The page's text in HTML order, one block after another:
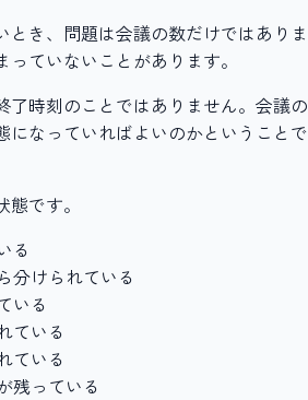
とき、問題は会議の数だけではありま
ていないことがあります。
了時刻のことではありません。会議の
になっていればよいのかということで
です。
る
分けられている
いる
ている
ている
残っている